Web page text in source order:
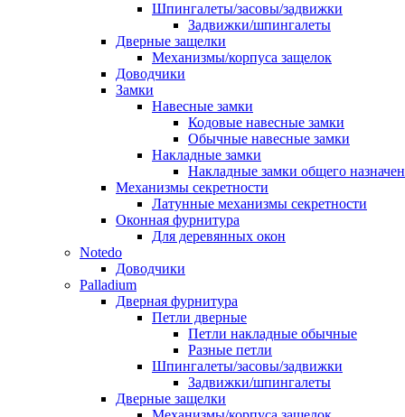
Шпингалеты/засовы/задвижки
Задвижки/шпингалеты
Дверные защелки
Механизмы/корпуса защелок
Доводчики
Замки
Навесные замки
Кодовые навесные замки
Обычные навесные замки
Накладные замки
Накладные замки общего
Механизмы секретности
Латунные механизмы секретности
Оконная фурнитура
Для деревянных окон
Notedo
Доводчики
Palladium
Дверная фурнитура
Петли дверные
Петли накладные обычные
Разные петли
Шпингалеты/засовы/задвижки
Задвижки/шпингалеты
Дверные защелки